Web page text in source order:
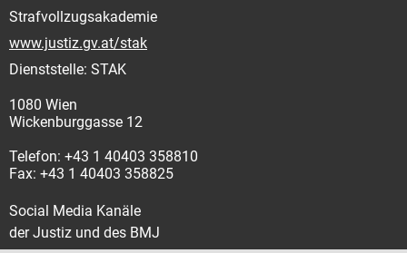
Strafvollzugsakademie
www.justiz.gv.at/stak
Dienststelle: STAK
1080 Wien
Wickenburggasse 12
Telefon: +43 1 40403 358810
Fax: +43 1 40403 358825
Social Media Kanäle
der Justiz und des BMJ